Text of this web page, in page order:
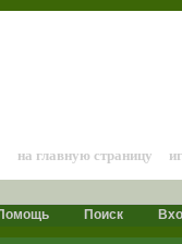
на главную страницу
Поиск